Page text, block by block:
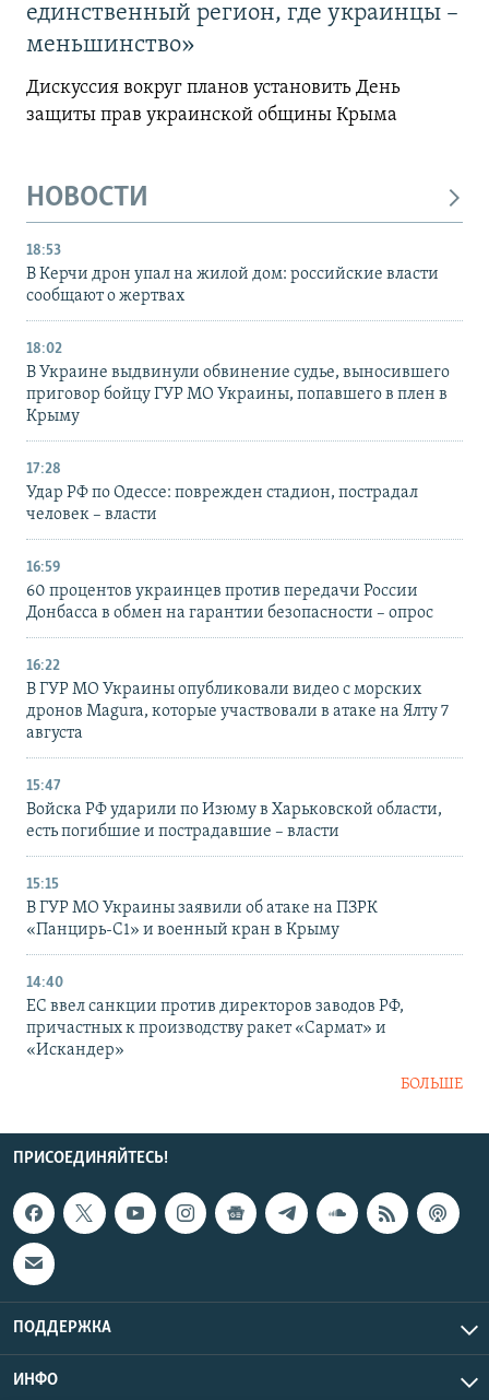
единственный регион, где украинцы –
меньшинство»
Дискуссия вокруг планов установить День
защиты прав украинской общины Крыма
НОВОСТИ
18:53
В Керчи дрон упал на жилой дом: российские власти
сообщают о жертвах
18:02
В Украине выдвинули обвинение судье, выносившего
приговор бойцу ГУР МО Украины, попавшего в плен в
Крыму
17:28
Удар РФ по Одессе: поврежден стадион, пострадал
человек – власти
16:59
60 процентов украинцев против передачи России
Донбасса в обмен на гарантии безопасности – опрос
16:22
В ГУР МО Украины опубликовали видео с морских
дронов Magura, которые участвовали в атаке на Ялту 7
августа
15:47
Войска РФ ударили по Изюму в Харьковской области,
есть погибшие и пострадавшие – власти
15:15
В ГУР МО Украины заявили об атаке на ПЗРК
«Панцирь-С1» и военный кран в Крыму
14:40
ЕС ввел санкции против директоров заводов РФ,
причастных к производству ракет «Сармат» и
«Искандер»
БОЛЬШЕ
ПРИСОЕДИНЯЙТЕСЬ!
ПОДДЕРЖКА
ИНФО